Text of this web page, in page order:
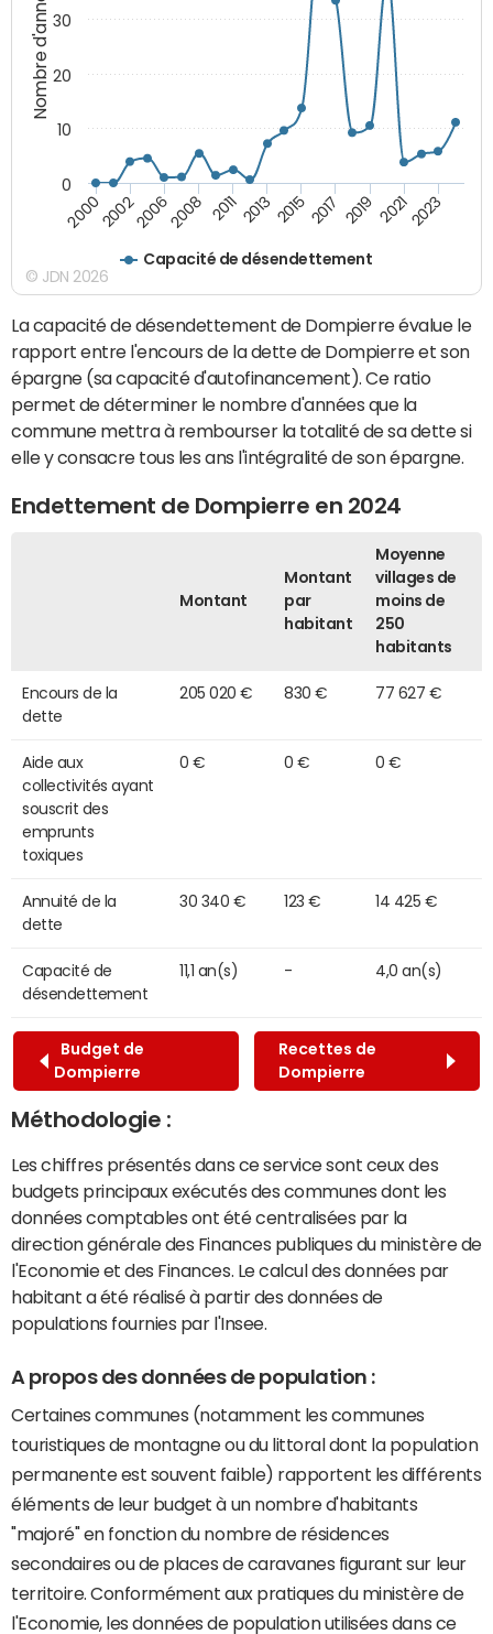
Nombre d'années
Capacité de désendettement
2000200220062008 2011 2013 2015 2017 2019 20212023
0
10
20
30
© JDN 2026
La capacité de désendettement de Dompierre évalue le
rapport entre l'encours de la dette de Dompierre et son
épargne (sa capacité d'autofinancement). Ce ratio
permet de déterminer le nombre d'années que la
commune mettra à rembourser la totalité de sa dette si
elle y consacre tous les ans l'intégralité de son épargne.
Endettement de Dompierre en 2024
Montant
Montant
par
habitant
Moyenne
villages de
moins de
250
habitants
Encours de la
dette
205 020 € 830 € 77 627 €
Aide aux
collectivités ayant
souscrit des
emprunts
toxiques
0 € 0 € 0 €
Annuité de la
dette
30 340 € 123 € 14 425 €
Capacité de
désendettement
11,1 an(s) - 4,0 an(s)
Budget de
Dompierre
Recettes de
Dompierre
Méthodologie :
Les chiffres présentés dans ce service sont ceux des
budgets principaux exécutés des communes dont les
données comptables ont été centralisées par la
direction générale des Finances publiques du ministère de
l'Economie et des Finances. Le calcul des données par
habitant a été réalisé à partir des données de
populations fournies par l'Insee.
A propos des données de population :
Certaines communes (notamment les communes
touristiques de montagne ou du littoral dont la population
permanente est souvent faible) rapportent les différents
éléments de leur budget à un nombre d'habitants
"majoré" en fonction du nombre de résidences
secondaires ou de places de caravanes figurant sur leur
territoire. Conformément aux pratiques du ministère de
l'Economie, les données de population utilisées dans ce